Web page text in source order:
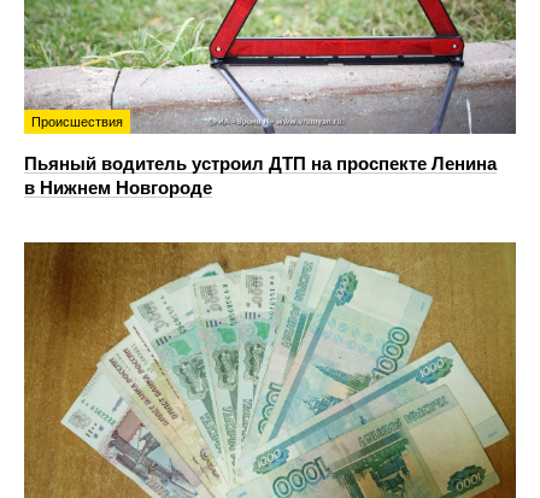
Происшествия
Пьяный водитель устроил ДТП на проспекте Ленина
в Нижнем Новгороде